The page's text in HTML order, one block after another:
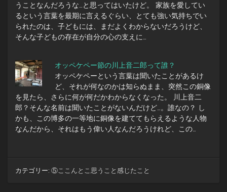
うことなんだろうな…と思ってはいたけど。 家族を愛してい
るという言葉を最期に言えるぐらい、とても強い気持ちでい
られたのは、子どもには、まだよくわからないだろうけど、
そんな子どもの存在が自分の心の支えに…
オッペケペー節の川上音二郎って誰？
オッペケペーという言葉は聞いたことがあるけ
ど、それが何なのかは知らぬまま、突然この銅像
を見たら、さらに何が何だかわからなくなった。 川上音二
郎？そんな名前は聞いたことがないんだけど…。誰なの？ し
かも、この博多の一等地に銅像を建ててもらえるような人物
なんだから、それはもう偉い人なんだろうけれど、この…
カテゴリー: ⑤ここんとこ思うこと感じたこと